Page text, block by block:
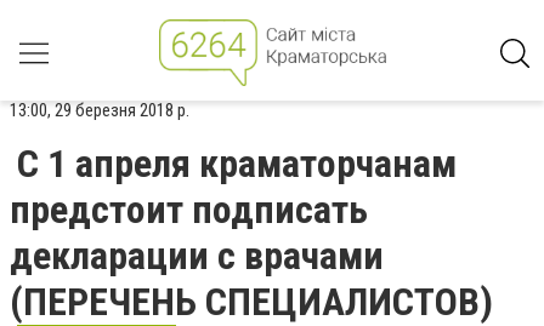
13:00, 29 березня 2018 р.
С 1 апреля краматорчанам
предстоит подписать
декларации с врачами
(ПЕРЕЧЕНЬ СПЕЦИАЛИСТОВ)